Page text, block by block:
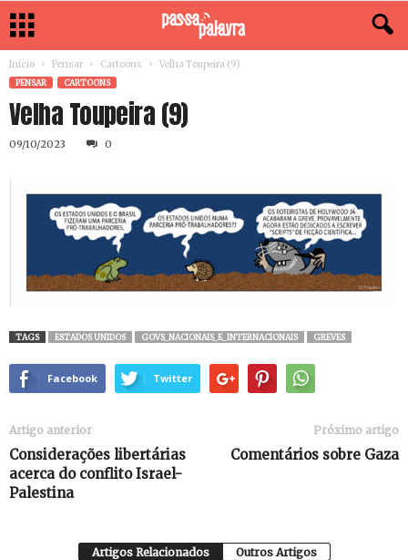
Início Pensar Cartoons Velha Toupeira (9)
PENSAR CARTOONS
Velha Toupeira (9)
09/10/2023 0
TAGS ESTADOS UNIDOS GOVS_NACIONAIS_E_INTERNACIONAIS GREVES
Facebook Twitter
Artigo anterior
Considerações libertárias
acerca do conflito Israel-
Palestina
Próximo artigo
Comentários sobre Gaza
Artigos Relacionados Outros Artigos